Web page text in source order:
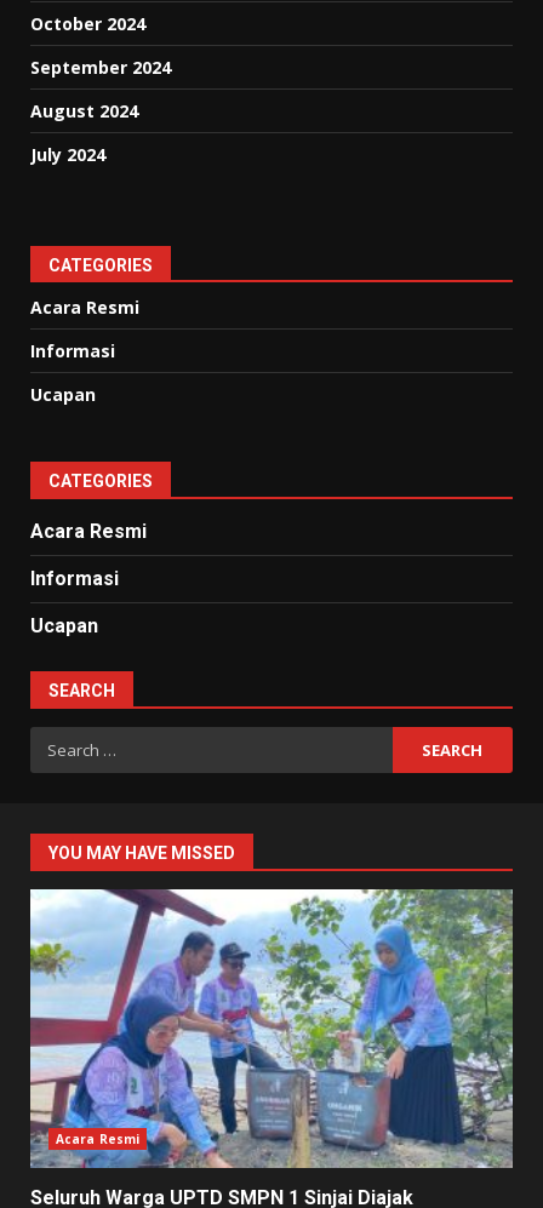
October 2024
September 2024
August 2024
July 2024
CATEGORIES
Acara Resmi
Informasi
Ucapan
CATEGORIES
Acara Resmi
Informasi
Ucapan
SEARCH
Search
for:
YOU MAY HAVE MISSED
Acara Resmi
Seluruh Warga UPTD SMPN 1 Sinjai Diajak